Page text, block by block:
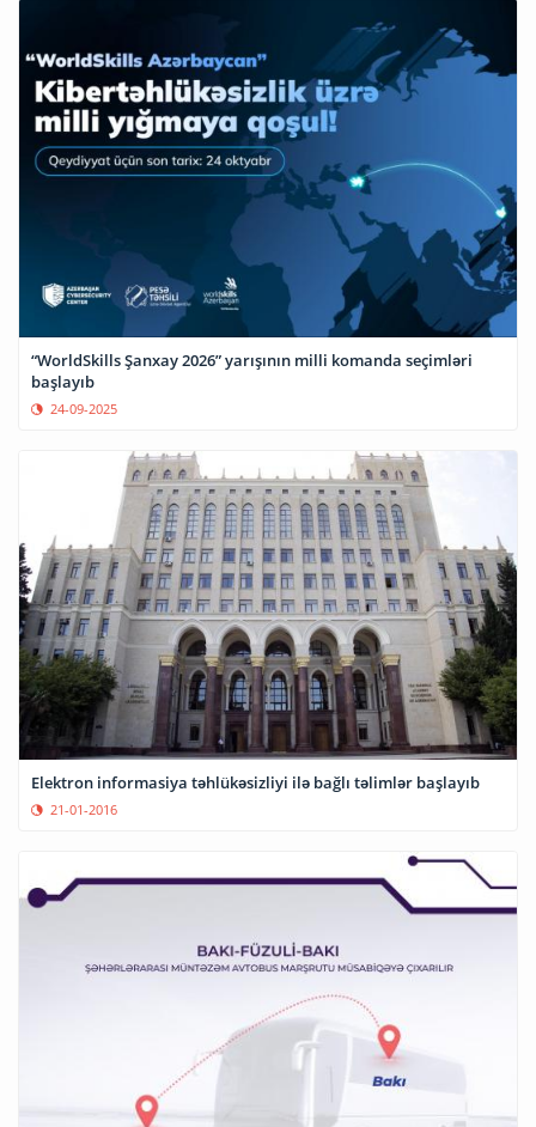
“WorldSkills Şanxay 2026” yarışının milli komanda seçimləri
başlayıb
24-09-2025
Elektron informasiya təhlükəsizliyi ilə bağlı təlimlər başlayıb
21-01-2016